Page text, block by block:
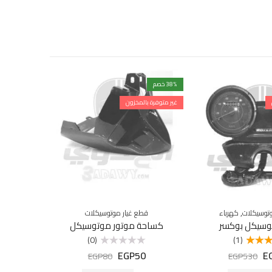
,كهرباء
بوكسر
من 5
(1)
EGP530
38% خصم
غير متوفرة بالمخزون
قطع غيار موتوسيكلات
كساحة موتور موتوسيكل
التقييم
(0)
EGP50
EGP80